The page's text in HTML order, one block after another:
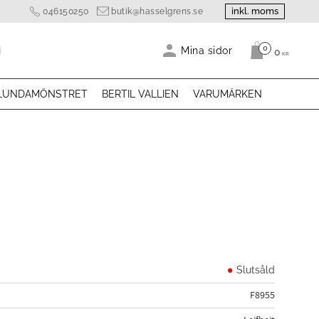
046150250 butik@hasselgrens.se inkl. moms
Mina sidor Antal
0 0 KR
BERTIL VALLIEN VARUMÄRKEN
Slutsåld
F8955